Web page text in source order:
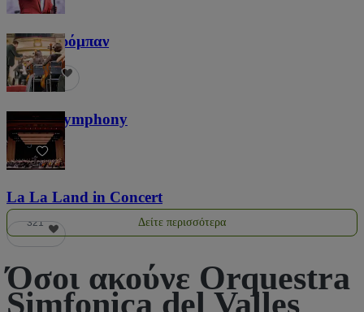
Τζος Γκρόμπαν
1,2 χιλ.
Screen Symphony
5
La La Land in Concert
321 Δείτε περισσότερα
Όσοι ακούνε Orquestra
Simfonica del Valles